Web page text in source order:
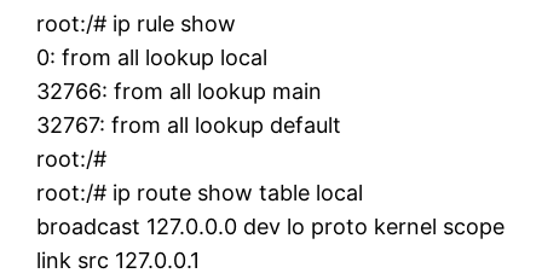
root:/# ip rule show
0: from all lookup local
32766: from all lookup main
32767: from all lookup default
root:/#
root:/# ip route show table local
broadcast 127.0.0.0 dev lo proto kernel scope
link src 127.0.0.1